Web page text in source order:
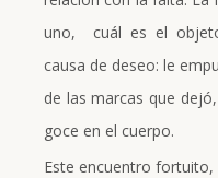
uno, cuál es el
causa de deseo: le
de las marcas que
goce en el cuerpo.
Este encuentro